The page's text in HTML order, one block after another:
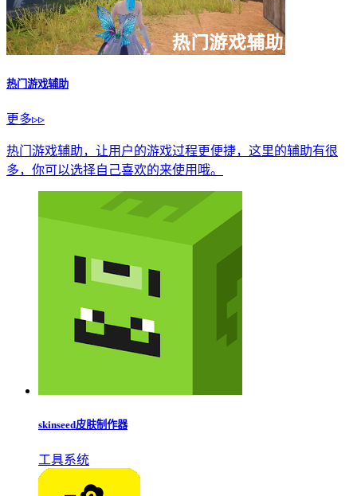
热门游戏辅助
更多▹▹
热门游戏辅助，让用户的游戏过程更便捷，这里的辅助有很
多，你可以选择自己喜欢的来使用哦。
skinseed皮肤制作器
工具系统